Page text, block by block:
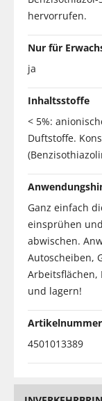
hervorrufen.
Nur für
ja
Inhaltsstoffe
< 5%:
Duftstoffe.
Ganz einfach
einsprühen
abwischen.
Autoscheiben,
Arbeitsflächen,
und lagern!
Artikelnummer
4501013389